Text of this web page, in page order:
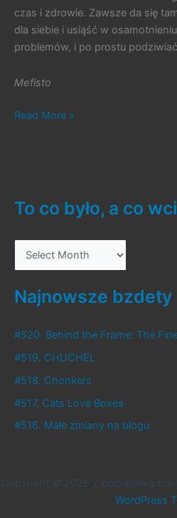
czas i zdrowie. Zawsze da się
dla siebie i usiąść w
problemów, i po prostu
Mefisto
#291.
Read More »
To co było, a co
o
c
b
y
Najnowsze bzdety
#520. Behind the Frame: The
#519. CHUCHEL
#518. Chonkers
#517. Cats Love Boxes
#516. Małe zmiany na blogu
Copyright © 2026 Z pamiętnika
WordPress